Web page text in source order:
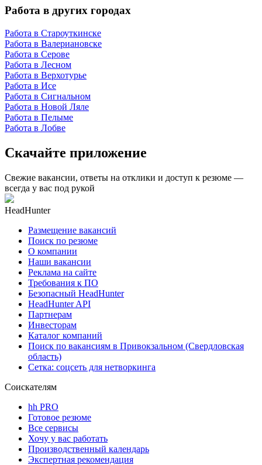
Работа в других городах
Работа в Староуткинске
Работа в Валериановске
Работа в Серове
Работа в Лесном
Работа в Верхотурье
Работа в Исе
Работа в Сигнальном
Работа в Новой Ляле
Работа в Пелыме
Работа в Лобве
Скачайте приложение
Свежие вакансии, ответы на отклики и доступ к резюме —
всегда у вас под рукой
HeadHunter
Размещение вакансий
Поиск по резюме
О компании
Наши вакансии
Реклама на сайте
Требования к ПО
Безопасный HeadHunter
HeadHunter API
Партнерам
Инвесторам
Каталог компаний
Поиск по вакансиям в Привокзальном (Свердловская
область)
Сетка: соцсеть для нетворкинга
Соискателям
hh PRO
Готовое резюме
Все сервисы
Хочу у вас работать
Производственный календарь
Экспертная рекомендация